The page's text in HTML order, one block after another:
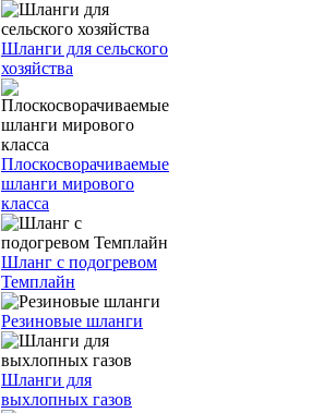
Шланги для сельского
хозяйства
Плоскосворачиваемые
шланги мирового
класса
Шланг с подогревом
Темплайн
Резиновые шланги
Шланги для
выхлопных газов